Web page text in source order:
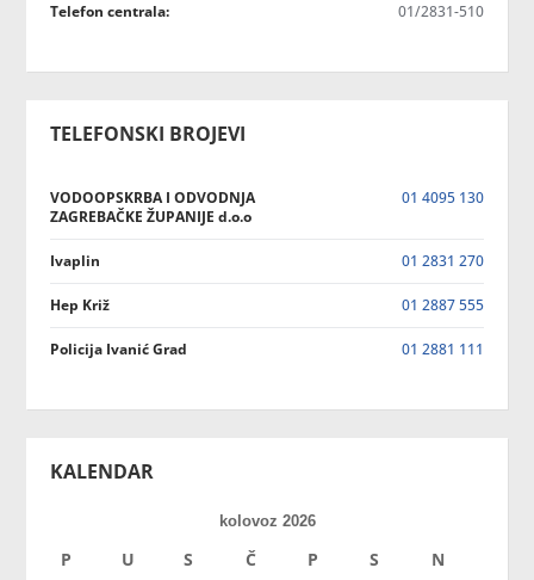
Telefon centrala: 01/2831-510
TELEFONSKI BROJEVI
VODOOPSKRBA I ODVODNJA
ZAGREBAČKE ŽUPANIJE d.o.o
01 4095 130
Ivaplin 01 2831 270
Hep Križ 01 2887 555
Policija Ivanić Grad 01 2881 111
KALENDAR
kolovoz 2026
P U S Č P S N